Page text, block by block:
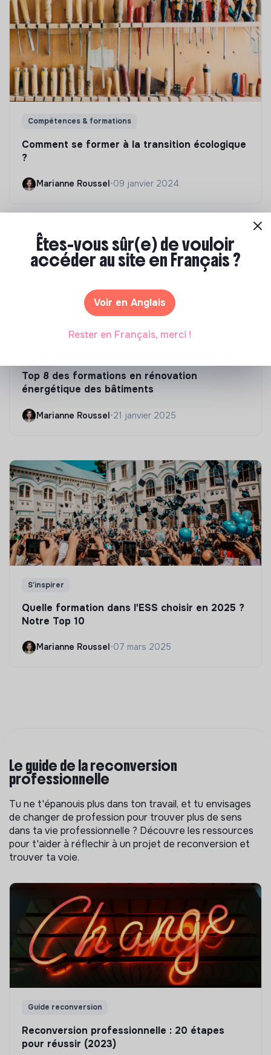
Compétences & formations
Comment se former à la transition écologique
?
Marianne Roussel•09 janvier 2024
Top 8 des formations en rénovation
énergétique des bâtiments
Marianne Roussel•21 janvier 2025
S'inspirer
Quelle formation dans l'ESS choisir en 2025 ?
Notre Top 10
Marianne Roussel •07 mars 2025
Le guide de la reconversion
professionnelle
Tu ne t'épanouis plus dans ton travail, et tu envisages
de changer de profession pour trouver plus de sens
dans ta vie professionnelle ? Découvre les ressources
pour t'aider à réflechir à un projet de reconversion et
trouver ta voie.
Guide reconversion
Reconversion professionnelle : 20 étapes
pour réussir (2023)
Êtes-vous sûr(e) de vouloir
accéder au site en Français ?
Voir en Anglais
Rester en Français, merci !